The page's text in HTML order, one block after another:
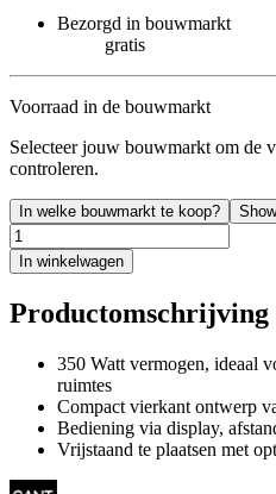
Bezorgd in bouwmarkt
gratis
Voorraad in de bouwmarkt
Selecteer jouw bouwmarkt om de
controleren.
In welke bouwmarkt te koop?
In winkelwagen
Productomschrijving
350 Watt vermogen, ideaal
ruimtes
Compact vierkant ontwerp
Bediening via display,
Vrijstaand te plaatsen met